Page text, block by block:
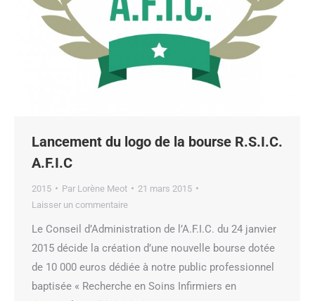
Lancement du logo de la bourse R.S.I.C.
A.F.I.C
2015 Par Lorène Meot
21 mars 2015
Laisser un commentaire
Le Conseil d’Administration de l’A.F.I.C. du 24 janvier
2015 décide la création d’une nouvelle bourse dotée
de 10 000 euros dédiée à notre public professionnel
baptisée « Recherche en Soins Infirmiers en